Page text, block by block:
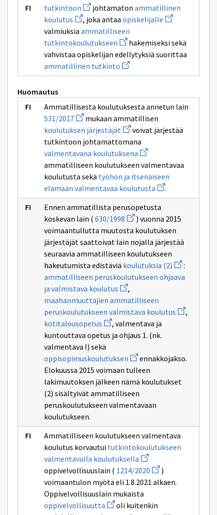
tutkintoon Avaa
uuden
ikkunan
sivulle
tutkintoon
johtamaton ammatillinen
koulutus Avaa
uuden
ikkunan
sivulle
ammatillinen
koulutus
, joka antaa opiskelijalle Avaa
uuden
sivulle
opiskelijalle
valmiuksia ammatilliseen
tutkintokoulutukseen Avaa
uuden
ikkunan
sivulle
ammatilliseen
tutkintokoulutukseen
hakemiseksi sekä
vahvistaa opiskelijan edellytyksiä suorittaa
ammatillinen tutkinto Avaa
uuden
ikkunan
tutkinto
Huomautus
Ammatillisesta koulutuksesta annetun lain
531/2017Avaa
uuden
ikkunan
sivulle
531/2017
mukaan ammatillisen
koulutuksen järjestäjät Avaa
uuden
ikkunan
sivulle
koulutuksen
järjestäjät
voivat järjestää
tutkintoon johtamattomana
valmentavana koulutuksena Avaa
uuden
ikkunan
sivulle
valmentavana
koulutuksena
ammatilliseen koulutukseen valmentavaa
koulutusta sekä työhön ja itsenäiseen
elämään valmentavaa koulutusta Avaa
uuden
ikkunan
sivulle
työhön
ja
itsenäiseen
elämään
valmentavaa
koulutusta
.
Ennen ammatillista perusopetusta
koskevan lain ( 630/1998 Avaa
uuden
ikkunan
sivulle
630/1998
) vuonna 2015
voimaantullutta muutosta koulutuksen
järjestäjät saattoivat lain nojalla järjestää
seuraavia ammatilliseen koulutukseen
hakeutumista edistäviä koulutuksia (2) Avaa
uuden
ikkunan
:
ammatilliseen peruskoulutukseen ohjaava
ja valmistava koulutus Avaa
uuden
ikkunan
sivulle
ammatilliseen
peruskoulutukseen
ohjaava
ja
koulutus
,
maahanmuuttajien ammatilliseen
peruskoulutukseen valmistava koulutus Avaa
uuden
valmistava
,
kotitalousopetus Avaa
uuden
ikkunan
sivulle
kotitalousopetus
, valmentava ja
kuntouttava opetus ja ohjaus 1. (nk.
valmentava I) sekä
oppisopimuskoulutuksen Avaa
uuden
ikkunan
sivulle
oppisopimuskoulutuksen
ennakkojakso.
Elokuussa 2015 voimaan tulleen
lakimuutoksen jälkeen nämä koulutukset
(2) sisältyivät ammatilliseen
peruskoulutukseen valmentavaan
koulutukseen.
Ammatilliseen koulutukseen valmentava
koulutus korvautui tutkintokoulutukseen
valmentavalla koulutuksella Avaa
uuden
ikkunan
sivulle
tutkintokoulutukseen
valmentavalla
koulutuksella
oppivelvollisuuslain ( 1214/2020 Avaa
uuden
ikkunan
)
voimaantulon myötä eli 1.8.2021 alkaen.
Oppivelvollisuuslain mukaista
oppivelvollisuutta Avaa
uuden
oli kuitenkin